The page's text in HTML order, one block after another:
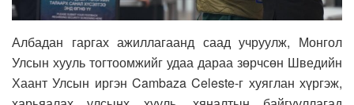
Албадан гаргах ажиллагаанд саад учруулж, Монгол
Улсын хууль тогтоомжийг удаа дараа зөрчсөн Шведийн
Хаант Улсын иргэн Cambaza Celeste-г хуяглан хүргэж,